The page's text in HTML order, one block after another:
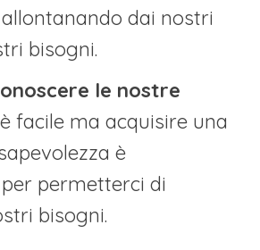
dai nostri
bisogni.
le nostre
facile ma acquisire una
è
permetterci di
bisogni.